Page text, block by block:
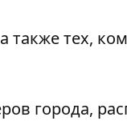
также тех,
города,